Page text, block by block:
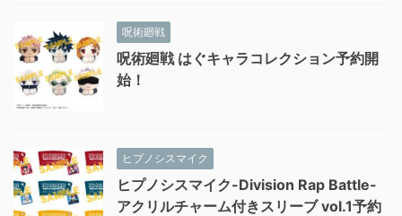
呪術廻戦
呪術廻戦 はぐキャラコレクション予約開
始！
ヒプノシスマイク
ヒプノシスマイク-Division Rap Battle-
アクリルチャーム付きスリーブ vol.1予約